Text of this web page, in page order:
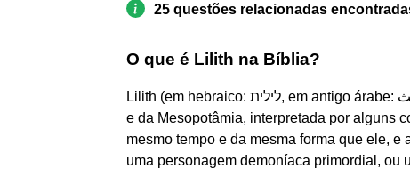
25 questões relacionadas
O que é Lilith na Bíblia?
Lilith (em hebraico: לילית, em antigo árabe: ليليث), é uma figura feminina nas mitologias Judaica
e da Mesopotâmia, interpretada por alguns
mesmo tempo e da mesma forma que ele,
uma personagem demoníaca primordial, ou